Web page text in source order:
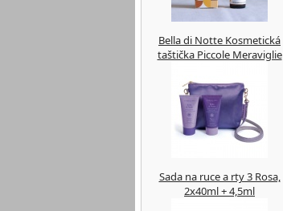
Bella di Notte Kosmetická
taštička Piccole Meraviglie
Sada na ruce a rty 3 Rosa,
2x40ml + 4,5ml